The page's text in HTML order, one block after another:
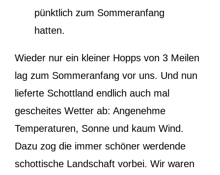
pünktlich zum Sommeranfang
hatten.
Wieder nur ein kleiner Hopps von 3 Meilen
lag zum Sommeranfang vor uns. Und nun
lieferte Schottland endlich auch mal
gescheites Wetter ab: Angenehme
Temperaturen, Sonne und kaum Wind.
Dazu zog die immer schöner werdende
schottische Landschaft vorbei. Wir waren